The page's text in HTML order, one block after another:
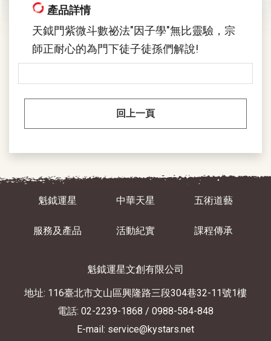
產品詳情
天鉞門紫微斗數祕法"因子學"無比靈驗，宗
師正耐心的為門下徒子徒孫們解說!
回上一頁
魁鉞運星 中華天星 五術道藝
服務及產品 活動紀實 課程傳承
魁鉞運星文創有限公司
地址: 116臺北市文山區興隆路三段304巷32-11號1樓
電話: 02-2239-1868 / 0988-584-848
E-mail: service@kystars.net